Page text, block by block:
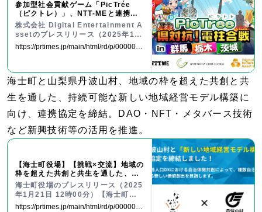
参加型社会貢献ゲーム「PicTrée
（ピクトレ）」、NTT-MEと連携
し、関東3県を対象に電信柱撮影の実
証実験を開始
株式会社 Digital Entertainment A
ssetのプレスリリース（2025年1月
24日 13時00分）参加型社会貢献ゲ
信柱撮影の実証実験を開始
https://prtimes.jp/main/html/rd/p/0000002
海士町と山梨県丹波山村、地域の枠を超えた共創と共
生を通した、持続可能な新しい地域経営モデル構築に
向け、連携協定を締結。DAO・NFT・メタバース技術
など新興技術等の活用を推進。
【海士町役場】【挑戦×交流】地域の
枠を超えた共創と共生を通した、持
続可能な新しい地域経営モデルの構
築を目指し、山梨県丹波山村と連携
協定を締結しました！
海士町役場のプレスリリース（2025
年1月21日 12時00分）【海士町役
場】【挑戦×交流】地域の枠を超えた
https://prtimes.jp/main/html/rd/p/0000000